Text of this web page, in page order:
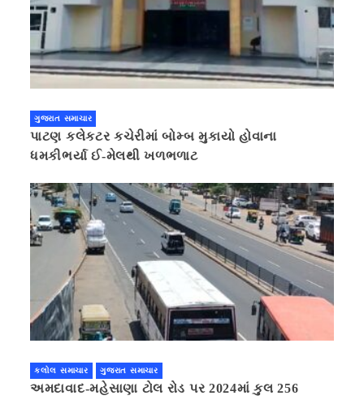
ગુજરાત સમાચાર
પાટણ કલેકટર કચેરીમાં બોમ્બ મુકાયો હોવાના
ધમકીભર્યા ઈ-મેલથી ખળભળાટ
કલોલ સમાચાર ગુજરાત સમાચાર
અમદાવાદ-મહેસાણા ટોલ રોડ પર 2024માં કુલ 256